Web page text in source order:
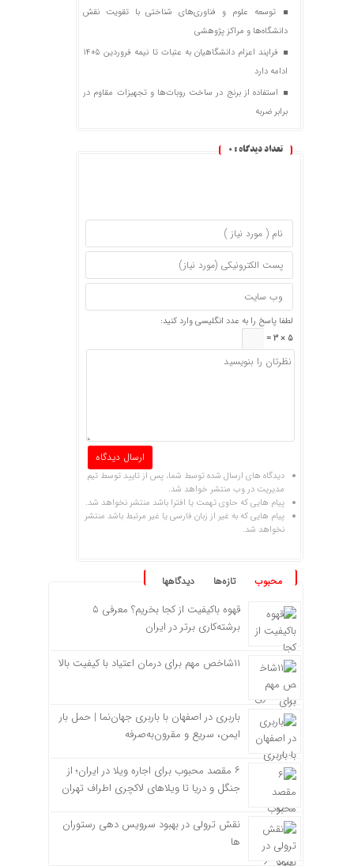
توسعه علوم و فناوری‌های شناختی با تقویت نقش
دانشگاه‌ها و مراکز پژوهشی
فرایند اعزام دانشگاهیان به عتبات تا نیمه فروردین ۱۴۰۵
ادامه دارد
استفاده از برنج در ساخت روبات‌ها و تجهیزات مقاوم در
برابر ضربه
تعداد دیدگاه : 0
لطفا پاسخ را به عدد انگلیسی وارد کنید:
5 × 3 =
دیدگاه های ارسال شده توسط شما، پس از تایید توسط تیم
مدیریت در وب منتشر خواهد شد.
پیام هایی که حاوی تهمت یا افترا باشد منتشر نخواهد شد.
پیام هایی که به غیر از زبان فارسی یا غیر مرتبط باشد منتشر
نخواهد شد.
محبوب تازه‌ها دیدگاهها
قهوه باکیفیت از کجا بخریم؟ معرفی ۵
برشته‌کاری برتر در ایران
۱۱شاخص مهم برای درمان اعتیاد با کیفیت بالا
باربری در اصفهان با باربری جهان‌نما | حمل بار
ایمن، سریع و مقرون‌به‌صرفه
۶ مقصد محبوب برای اجاره ویلا در ایران؛ از
جنگل و دریا تا ویلاهای لاکچری اطراف تهران
نقش ترولی در بهبود سرویس دهی رستوران
ها